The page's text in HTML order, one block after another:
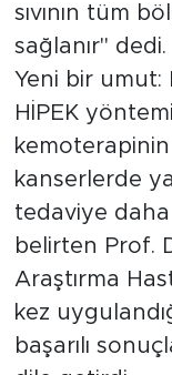
belirten Prof.
Araştırma
kez
başarılı
dile getirdi.
Kaynak:İHA